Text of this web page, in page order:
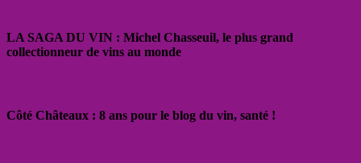
LA SAGA DU VIN : Michel Chasseuil, le plus grand
collectionneur de vins au monde
Côté Châteaux : 8 ans pour le blog du vin, santé !